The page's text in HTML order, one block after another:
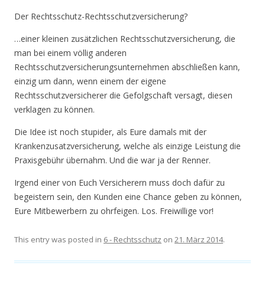
Der Rechtsschutz-Rechtsschutzversicherung?
…einer kleinen zusätzlichen Rechtsschutzversicherung, die
man bei einem völlig anderen
Rechtsschutzversicherungsunternehmen abschließen kann,
einzig um dann, wenn einem der eigene
Rechtsschutzversicherer die Gefolgschaft versagt, diesen
verklagen zu können.
Die Idee ist noch stupider, als Eure damals mit der
Krankenzusatzversicherung, welche als einzige Leistung die
Praxisgebühr übernahm. Und die war ja der Renner.
Irgend einer von Euch Versicherern muss doch dafür zu
begeistern sein, den Kunden eine Chance geben zu können,
Eure Mitbewerbern zu ohrfeigen. Los. Freiwillige vor!
This entry was posted in 6 - Rechtsschutz on 21. März 2014.